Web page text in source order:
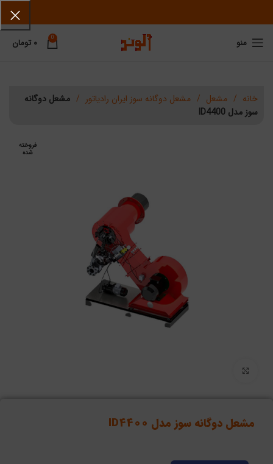
منو 0 ۰ تومان
خانه مشعل مشعل دوگانه سوز ایران رادیاتور
مشعل دوگانه
سوز مدل ID4400
فروخته
شده
مشعل دوگانه سوز مدل ID4400